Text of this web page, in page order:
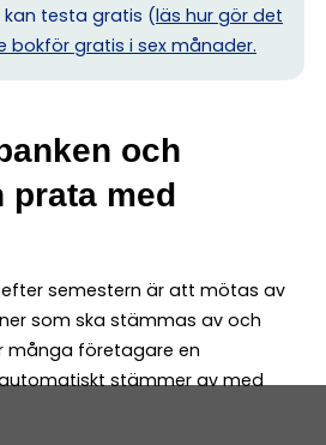
kan testa gratis (läs hur gör det
bokför gratis i sex månader.
och
prata med
semestern är att mötas av
som ska stämmas av och
många företagare en
stämmer av med